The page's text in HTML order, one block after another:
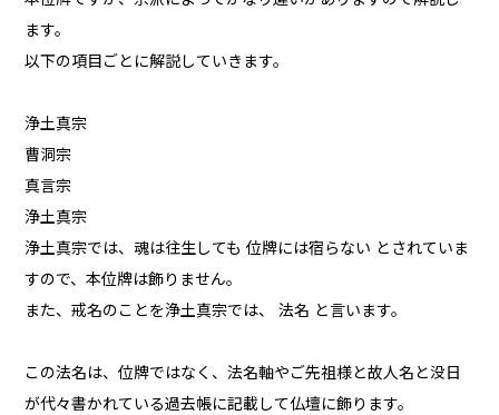
ます。
以下の項目ごとに解説していきます。
浄土真宗
曹洞宗
真言宗
浄土真宗
浄土真宗では、魂は往生しても 位牌には宿らない とされていま
すので、本位牌は飾りません。
また、戒名のことを浄土真宗では、 法名 と言います。
この法名は、位牌ではなく、法名軸やご先祖様と故人名と没日
が代々書かれている過去帳に記載して仏壇に飾ります。